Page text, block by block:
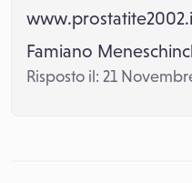
Famiano
Risposto il: 21